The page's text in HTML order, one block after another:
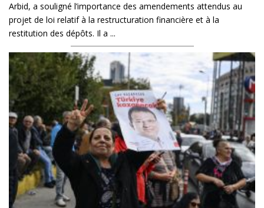
Arbid, a souligné l’importance des amendements attendus au
projet de loi relatif à la restructuration financière et à la
restitution des dépôts. Il a ...